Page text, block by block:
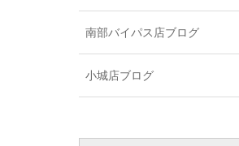
南部バイパス店ブログ
小城店ブログ